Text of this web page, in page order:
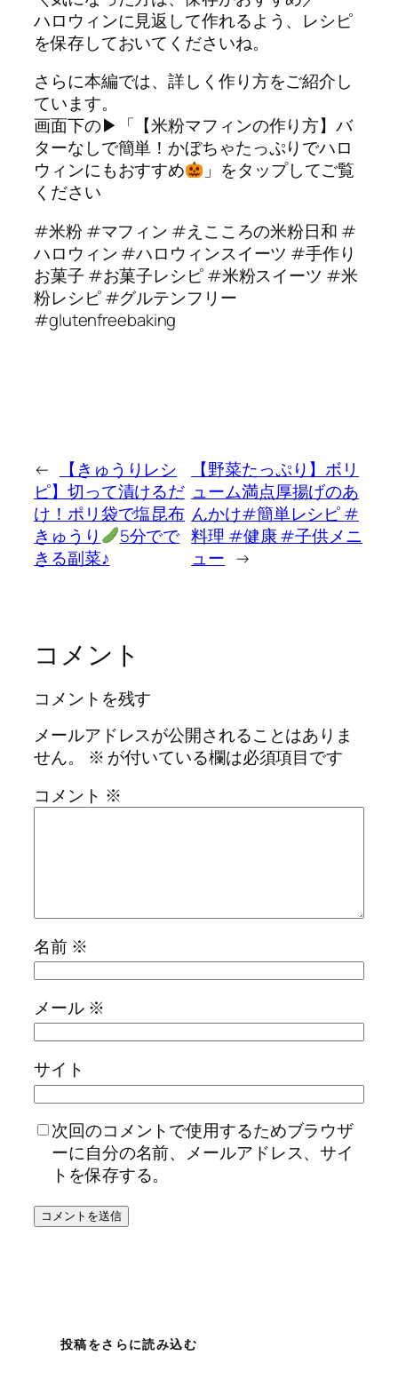
ハロウィンに見返して作れるよう、レシピ
を保存しておいてくださいね。
さらに本編では、詳しく作り方をご紹介し
ています。
画面下の▶︎「【米粉マフィンの作り方】バ
ターなしで簡単！かぼちゃたっぷりでハロ
ウィンにもおすすめ
」をタップしてご覧
ください
#米粉 #マフィン #えこころの米粉日和 #
ハロウィン #ハロウィンスイーツ #手作り
お菓子 #お菓子レシピ #米粉スイーツ #米
粉レシピ #グルテンフリー
#glutenfreebaking
←
【きゅうりレシ
ピ】切って漬けるだ
け！ポリ袋で塩昆布
きゅうり
5分でで
きる副菜♪
【野菜たっぷり】ボリ
ューム満点厚揚げのあ
んかけ#簡単レシピ #
料理 #健康 #子供メニ
ュー →
コメント
コメントを残す
メールアドレスが公開されることはありま
せん。
※ が付いている欄は必須項目です
コメント ※
名前 ※
メール ※
サイト
次回のコメントで使用するためブラウザ
ーに自分の名前、メールアドレス、サイ
トを保存する。
投稿をさらに読み込む